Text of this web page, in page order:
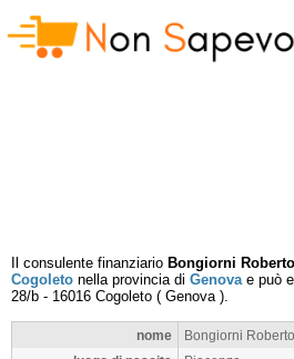
Il consulente finanziario Bongiorni Roberto
Cogoleto nella provincia di Genovae può
28/b - 16016 Cogoleto ( Genova).
nome
Bongiorni Roberto